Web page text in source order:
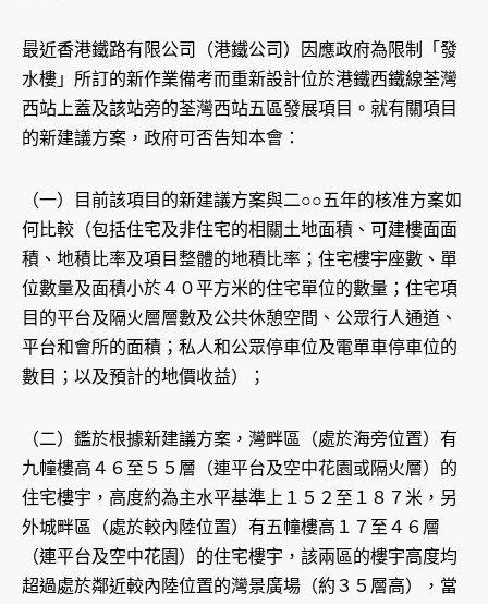
最近香港鐵路有限公司（港鐵公司）因應政府為限制「發
水樓」所訂的新作業備考而重新設計位於港鐵西鐵線荃灣
西站上蓋及該站旁的荃灣西站五區發展項目。就有關項目
的新建議方案，政府可否告知本會：
（一）目前該項目的新建議方案與二○○五年的核准方案如
何比較（包括住宅及非住宅的相關土地面積、可建樓面面
積、地積比率及項目整體的地積比率；住宅樓宇座數、單
位數量及面積小於４０平方米的住宅單位的數量；住宅項
目的平台及隔火層層數及公共休憩空間、公眾行人通道、
平台和會所的面積；私人和公眾停車位及電單車停車位的
數目；以及預計的地價收益）；
（二）鑑於根據新建議方案，灣畔區（處於海旁位置）有
九幢樓高４６至５５層（連平台及空中花園或隔火層）的
住宅樓宇，高度約為主水平基準上１５２至１８７米，另
外城畔區（處於較內陸位置）有五幢樓高１７至４６層
（連平台及空中花園）的住宅樓宇，該兩區的樓宇高度均
超過處於鄰近較內陸位置的灣景廣場（約３５層高），當